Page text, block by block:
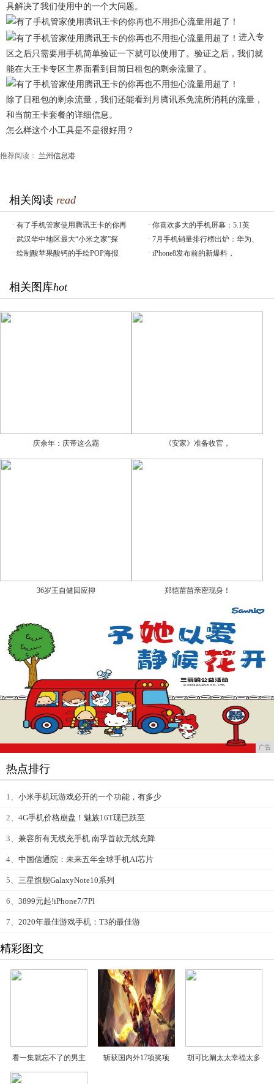
具解决了我们使用中的一个大问题。
​​进入专
区之后只需要用手机简单验证一下就可以使用了。验证之后，我们就
能在大王卡专区主界面看到目前日租包的剩余流量了。
​除了日租包的剩余流量，我们还能看到月腾讯系免流所消耗的流量，
和当前王卡套餐的详细信息。
怎么样这个小工具是不是很好用？
推荐阅读： 兰州信息港
相关阅读 read
· 有了手机管家使用腾讯王卡的你再 · 你喜欢多大的手机屏幕：5.1英
· 武汉华中地区最大“小米之家”探 · 7月手机销量排行榜出炉：华为、
· 绘制酸苹果酸钙的手绘POP海报 · iPhone8发布前的新爆料，
相关图库hot
庆余年：庆帝这么霸 《安家》准备收官，
36岁王自健回应抑 郑恺苗苗亲密现身！
广告
热点排行
1、 小米手机玩游戏必开的一个功能，有多少
2、 4G手机价格崩盘！魅族16T现已跌至
3、 兼容所有无线充手机 南孚首款无线充降
4、 中国信通院：未来五年全球手机AI芯片
5、 三星旗舰GalaxyNote10系列
6、 3899元起!iPhone7/7Pl
7、 2020年最佳游戏手机：T3的最佳游
精彩图文
看一集就忘不了的男主 斩获国内外17项奖项 胡可比阚太太幸福太多